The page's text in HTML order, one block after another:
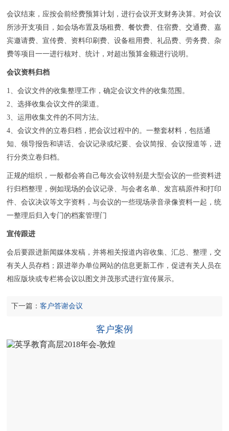
会议结束，应按会前经费预算计划，进行会议开支财务决算。对会议
所涉开支项目，如会场布置及场租费、餐饮费、住宿费、交通费、嘉
宾邀请费、宣传费、资料印刷费、设备租用费、礼品费、劳务费、杂
费等项目一一进行核对、统计，对超出预算金额进行说明。
会议资料归档
1、会议文件的收集整理工作，确定会议文件的收集范围。
2、选择收集会议文件的渠道。
3、运用收集文件的不同方法。
4、会议文件的立卷归档，把会议过程中的。一整套材料，包括通
知、领导报告和讲话、会议记录或纪要、会议简报、会议报道等，进
行分类立卷归档。
正规的组织，一般都会将自己每次会议特别是大型会议的一些资料进
行归档整理，例如现场的会议记录、与会者名单、发言稿原件和打印
件、会议决议等文字资料，与会议的一些现场录音录像资料一起，统
一整理后归入专门的档案管理门
宣传跟进
会后要跟进新闻媒体发稿，并将相关报道内容收集、汇总、整理，交
有关人员存档；跟进举办单位网站的信息更新工作，促进有关人员在
相应版块或专栏将会议以图文并茂形式进行宣传展示。
下一篇：客户答谢会议
客户案例